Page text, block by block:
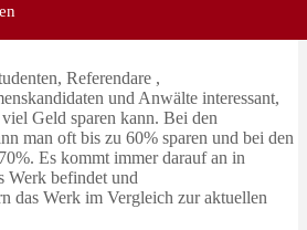
Referendare ,
und Anwälte interessant,
Geld sparen kann. Bei den
man oft bis zu 60% sparen und bei den
Es kommt immer darauf an in
Werk befindet und
das Werk im Vergleich zur aktuellen